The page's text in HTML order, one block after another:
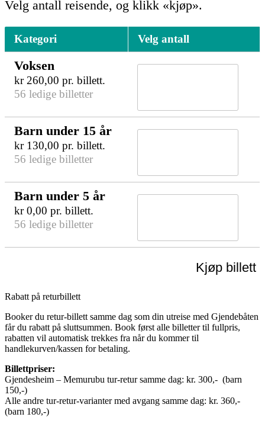
Velg antall reisende, og klikk «kjøp».
Kategori Velg antall
Voksen
kr260,00 pr. billett.
56 ledige billetter
Barn under 15 år
kr130,00 pr. billett.
56 ledige billetter
Barn under 5 år
kr0,00 pr. billett.
56 ledige billetter
Kjøp billett
Rabatt på returbillett
Booker du retur-billett samme dag som din utreise med Gjendebåten
får du rabatt på sluttsummen. Book først alle billetter til fullpris,
rabatten vil automatisk trekkes fra når du kommer til
handlekurven/kassen for betaling.
Billettpriser:
Gjendesheim – Memurubu tur-retur samme dag: kr. 300,- (barn
150,-)
Alle andre tur-retur-varianter med avgang samme dag: kr. 360,-
(barn 180,-)